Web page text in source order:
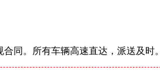
同。所有车辆高速直达，派送及时。